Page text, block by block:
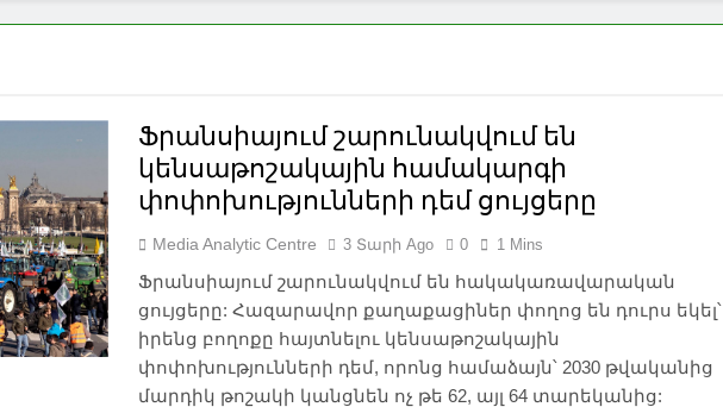
Ֆրանսիայում շարունակվում են
կենսաթոշակային համակարգի
փոփոխությունների դեմ ցույցերը
Media Analytic Centre 3 Տարի Ago 0 1 Mins
Ֆրանսիայում շարունակվում են հակակառավարական
ցույցերը: Հազարավոր քաղաքացիներ փողոց են դուրս եկել՝
իրենց բողոքը հայտնելու կենսաթոշակային
փոփոխությունների դեմ, որոնց համաձայն՝ 2030 թվականից
մարդիկ թոշակի կանցնեն ոչ թե 62, այլ 64 տարեկանից:
ԱԴԻԳԵՆ